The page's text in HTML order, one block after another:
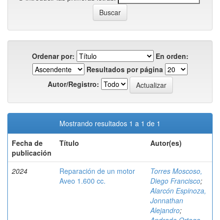
Ordenar por:
En orden:
Resultados por página
Autor/Registro:
Mostrando resultados 1 a 1 de 1
Fecha de
publicación
Título Autor(es)
2024
Reparación de un motor
Aveo 1.600 cc.
Torres Moscoso,
Diego Francisco;
Alarcón Espinoza,
Jonnathan
Alejandro;